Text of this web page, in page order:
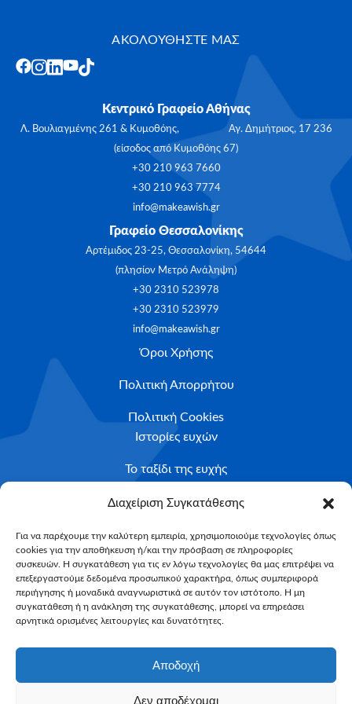
Διαχείριση Συγκατάθεσης
Για να παρέχουμε την καλύτερη εμπειρία, χρησιμοποιούμε τεχνολογίες όπως
cookies για την αποθήκευση ή/και την πρόσβαση σε πληροφορίες
συσκευών. Η συγκατάθεση για τις εν λόγω τεχνολογίες θα μας επιτρέψει να
επεξεργαστούμε δεδομένα προσωπικού χαρακτήρα, όπως συμπεριφορά
περιήγησης ή μοναδικά αναγνωριστικά σε αυτόν τον ιστότοπο. Η μη
συγκατάθεση ή η ανάκληση της συγκατάθεσης, μπορεί να επηρεάσει
αρνητικά ορισμένες λειτουργίες και δυνατότητες.
Αποδοχή
Δεν αποδέχομαι
ΑΚΟΛΟΥΘΗΣΤΕ ΜΑΣ
Κεντρικό Γραφείο Αθήνας
Λ. Βουλιαγμένης 261 & Κυμοθόης, Αγ. Δημήτριος, 17 236
(είσοδος από Κυμοθόης 67)
+30 210 963 7660
+30 210 963 7774
info@makeawish.gr
Γραφείο Θεσσαλονίκης
Αρτέμιδος 23-25, Θεσσαλονίκη, 54644
(πλησίον Μετρό Ανάληψη)
+30 2310 523978
+30 2310 523979
info@makeawish.gr
Όροι Χρήσης
Πολιτική Απορρήτου
Πολιτική Cookies
Ιστορίες ευχών
Το ταξίδι της ευχής
Κριτήρια Καταλληλότητας
Υποβολή Αιτήματος
NEWSLETTER
Email*